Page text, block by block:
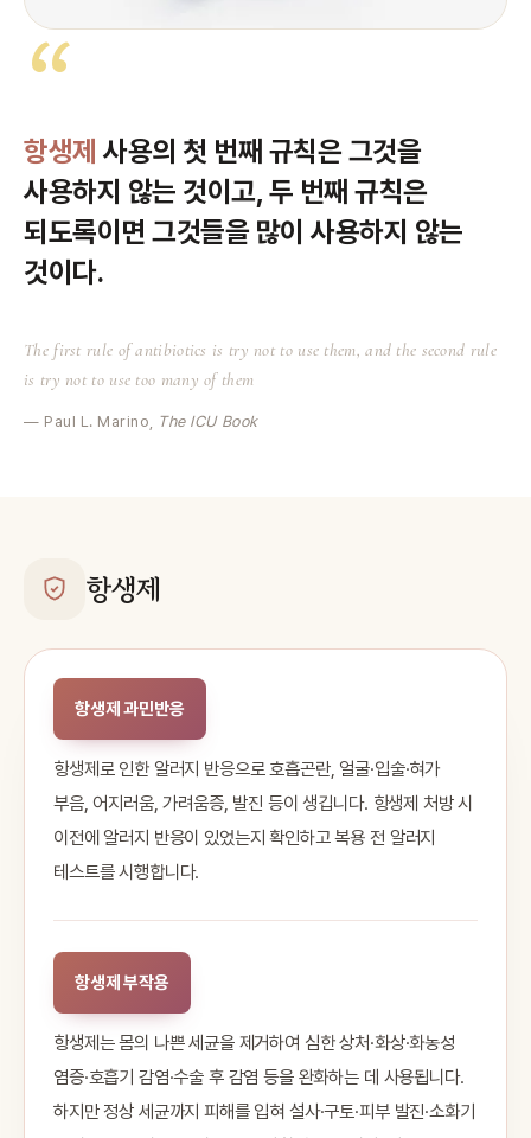
“
항생제 사용의 첫 번째 규칙은 그것을
사용하지 않는 것이고, 두 번째 규칙은
되도록이면 그것들을 많이 사용하지 않는
것이다.
The first rule of antibiotics is try not to use them, and the second rule
is try not to use too many of them
— Paul L. Marino, The ICU Book
항생제
항생제 과민반응
항생제로 인한 알러지 반응으로 호흡곤란, 얼굴·입술·혀가
부음, 어지러움, 가려움증, 발진 등이 생깁니다. 항생제 처방 시
이전에 알러지 반응이 있었는지 확인하고 복용 전 알러지
테스트를 시행합니다.
항생제 부작용
항생제는 몸의 나쁜 세균을 제거하여 심한 상처·화상·화농성
염증·호흡기 감염·수술 후 감염 등을 완화하는 데 사용됩니다.
하지만 정상 세균까지 피해를 입혀 설사·구토·피부 발진·소화기